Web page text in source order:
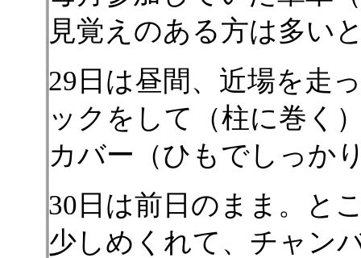
見覚えのある方は多い
29日は昼間、近場を走
ックをして（柱に巻く
カバー（ひもでしっか
30日は前日のまま。と
少しめくれて、チャン